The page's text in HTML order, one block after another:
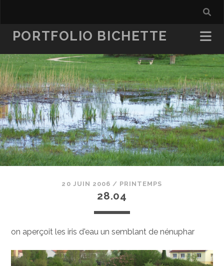
PORTFOLIO BICHETTE
20 JUIN 2006 / PRINTEMPS
28.04
on aperçoit les iris d'eau un semblant de nénuphar